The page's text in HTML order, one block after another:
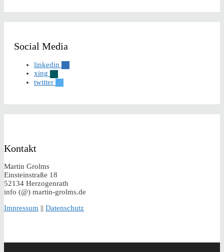
Social Media
linkedin
xing
twitter
Kontakt
Martin Grolms
Einsteinstraße 18
52134 Herzogenrath
info (@) martin-grolms.de
Impressum || Datenschutz